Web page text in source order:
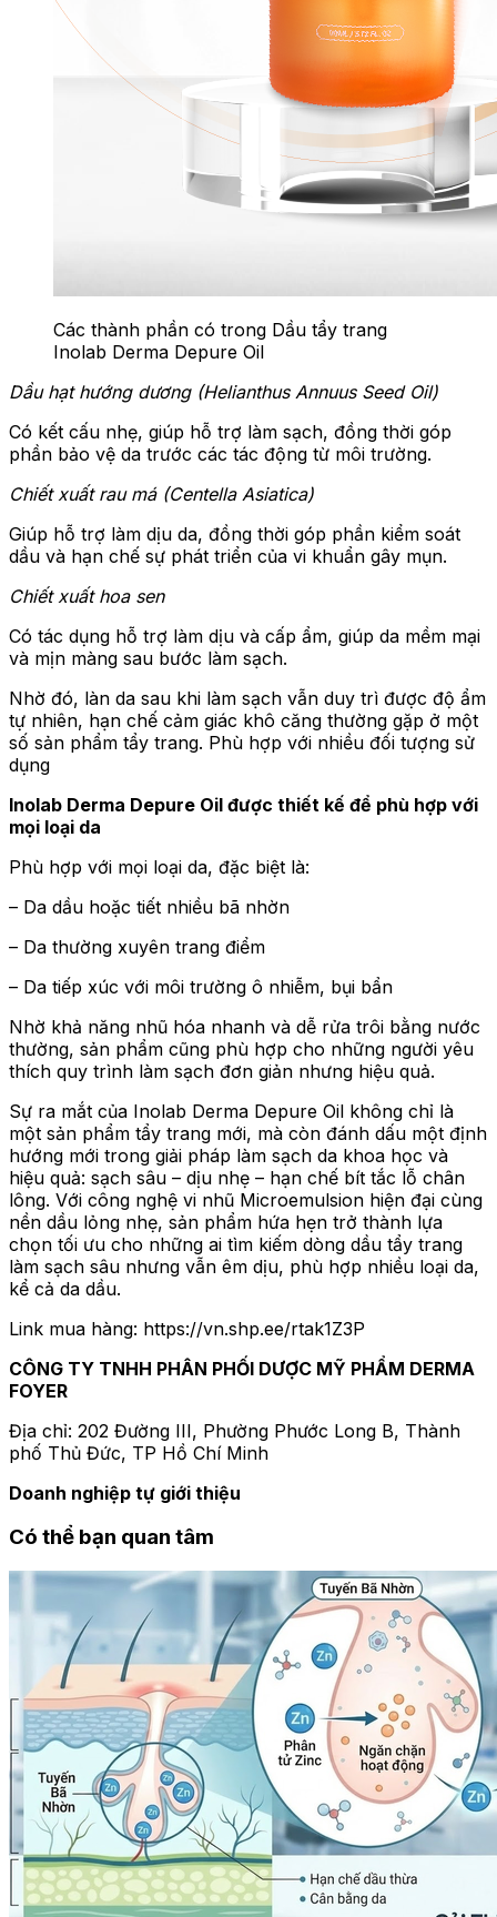
Các thành phần có trong Dầu tẩy trang
Inolab Derma Depure Oil
Dầu hạt hướng dương (Helianthus Annuus Seed Oil)
Có kết cấu nhẹ, giúp hỗ trợ làm sạch, đồng thời góp
phần bảo vệ da trước các tác động từ môi trường.
Chiết xuất rau má (Centella Asiatica)
Giúp hỗ trợ làm dịu da, đồng thời góp phần kiểm soát
dầu và hạn chế sự phát triển của vi khuẩn gây mụn.
Chiết xuất hoa sen
Có tác dụng hỗ trợ làm dịu và cấp ẩm, giúp da mềm mại
và mịn màng sau bước làm sạch.
Nhờ đó, làn da sau khi làm sạch vẫn duy trì được độ ẩm
tự nhiên, hạn chế cảm giác khô căng thường gặp ở một
số sản phẩm tẩy trang. Phù hợp với nhiều đối tượng sử
dụng
Inolab Derma Depure Oil được thiết kế để phù hợp với
mọi loại da
Phù hợp với mọi loại da, đặc biệt là:
– Da dầu hoặc tiết nhiều bã nhờn
– Da thường xuyên trang điểm
– Da tiếp xúc với môi trường ô nhiễm, bụi bẩn
Nhờ khả năng nhũ hóa nhanh và dễ rửa trôi bằng nước
thường, sản phẩm cũng phù hợp cho những người yêu
thích quy trình làm sạch đơn giản nhưng hiệu quả.
Sự ra mắt của Inolab Derma Depure Oil không chỉ là
một sản phẩm tẩy trang mới, mà còn đánh dấu một định
hướng mới trong giải pháp làm sạch da khoa học và
hiệu quả: sạch sâu – dịu nhẹ – hạn chế bít tắc lỗ chân
lông. Với công nghệ vi nhũ Microemulsion hiện đại cùng
nền dầu lỏng nhẹ, sản phẩm hứa hẹn trở thành lựa
chọn tối ưu cho những ai tìm kiếm dòng dầu tẩy trang
làm sạch sâu nhưng vẫn êm dịu, phù hợp nhiều loại da,
kể cả da dầu.
Link mua hàng: https://vn.shp.ee/rtak1Z3P
CÔNG TY TNHH PHÂN PHỐI DƯỢC MỸ PHẨM DERMA
FOYER
Địa chỉ: 202 Đường III, Phường Phước Long B, Thành
phố Thủ Đức, TP Hồ Chí Minh
Doanh nghiệp tự giới thiệu
Có thể bạn quan tâm